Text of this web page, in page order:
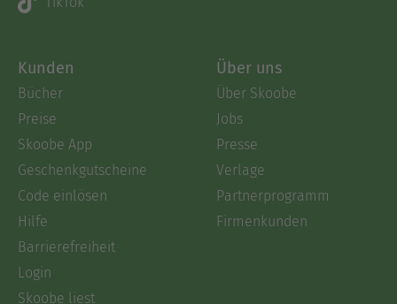
Kunden
Bücher
Preise
Skoobe App
Geschenkgutscheine
Code einlösen
Hilfe
Barrierefreiheit
Login
Skoobe liest
Über uns
Über Skoobe
Jobs
Presse
Verlage
Partnerprogramm
Firmenkunden